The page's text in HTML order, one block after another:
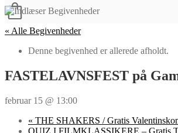
« Alle Begivenheder
Denne begivenhed er allerede afholdt.
FASTELAVNSFEST på
februar 15 @ 13:00
« THE SHAKERS / Gratis
QUIZ I FILMKLASSIKERE – Gratis